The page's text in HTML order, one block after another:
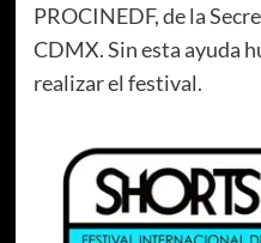
PROCINEDF, de la
CDMX. Sin esta ayuda
realizar el festival.